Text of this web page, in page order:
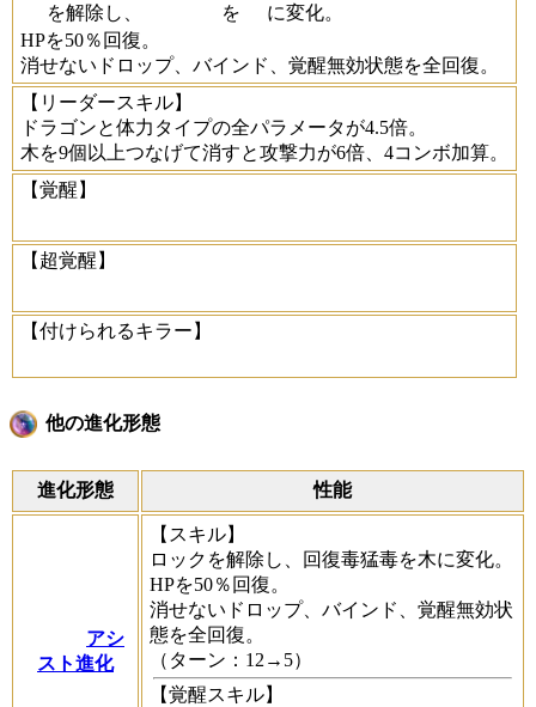
を解除し、
を
に変化。
HPを50％回復。
消せないドロップ、バインド、覚醒無効状態を全回復。
【リーダースキル】
ドラゴンと体力タイプの全パラメータが4.5倍。
木を9個以上つなげて消すと攻撃力が6倍、4コンボ加算。
【覚醒】
【超覚醒】
【付けられるキラー】
他の進化形態
進化形態 性能
アシ
スト進化
【スキル】
ロックを解除し、回復毒猛毒を木に変化。
HPを50％回復。
消せないドロップ、バインド、覚醒無効状
態を全回復。
（ターン：12→5）
【覚醒スキル】